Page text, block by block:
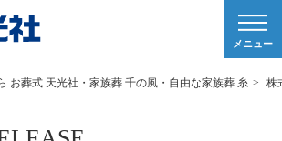
メニュー
お葬式 天光社・家族葬 千の風・自由な家族葬 糸 > 株